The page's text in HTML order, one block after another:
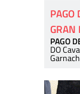
PAGO
GRAN
PAGO
DO Cava